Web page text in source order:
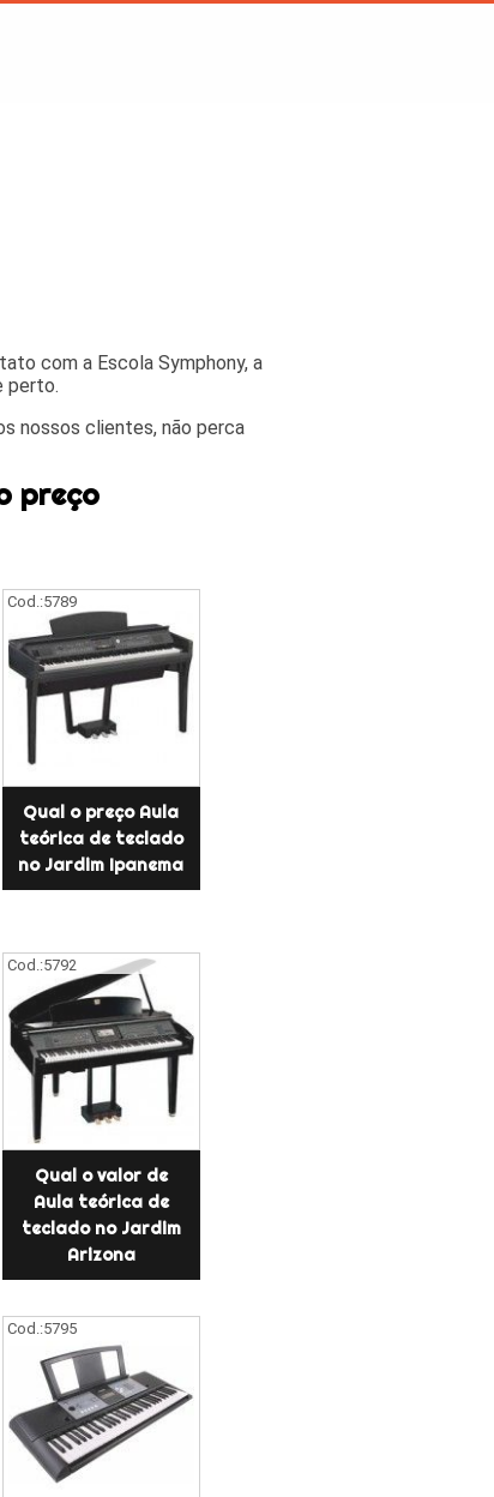
com a Escola Symphony, a
perto.
nossos clientes, não perca
preço
Cod.:5789
Qual o preço Aula
teórica de teclado
no Jardim Ipanema
Cod.:5792
Qual o valor de
Aula teórica de
teclado no Jardim
Arizona
Cod.:5795